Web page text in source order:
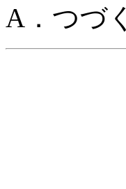
A．つづく